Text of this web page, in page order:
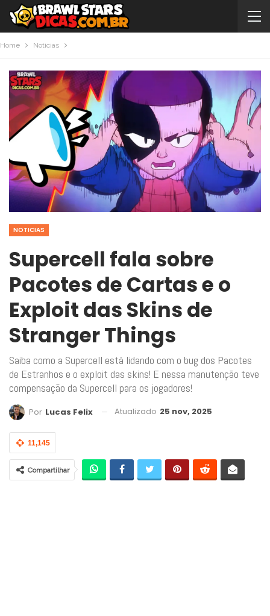
Home Noticias
NOTICIAS
Supercell fala sobre
Pacotes de Cartas e o
Exploit das Skins de
Stranger Things
Saiba como a Supercell está lidando com o bug dos Pacotes
de Estranhos e o exploit das skins! E nessa manutenção teve
compensação da Supercell para os jogadores!
Por Lucas Felix Atualizado 25 nov, 2025
11,145
Compartilhar